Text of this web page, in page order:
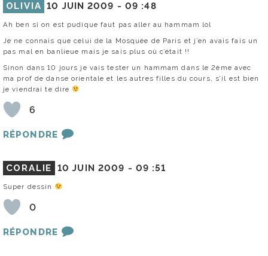
OLIVIA 10 JUIN 2009 - 09 :48
Ah ben si on est pudique faut pas aller au hammam lol
Je ne connais que celui de la Mosquée de Paris et j’en avais fais un
pas mal en banlieue mais je sais plus où c’était !!
Sinon dans 10 jours je vais tester un hammam dans le 2ème avec
ma prof de danse orientale et les autres filles du cours, s’il est bien
je viendrai te dire
6
RÉPONDRE
CORALIE 10 JUIN 2009 - 09 :51
Super dessin
0
RÉPONDRE